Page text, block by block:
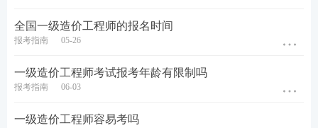
考试报名。老考生今年也要完善工作经历之后才能
全国一级造价工程师的报名时间
报考指南 05-26
一级造价工程师考试报考年龄有限制吗
报考指南 06-03
一级造价工程师容易考吗